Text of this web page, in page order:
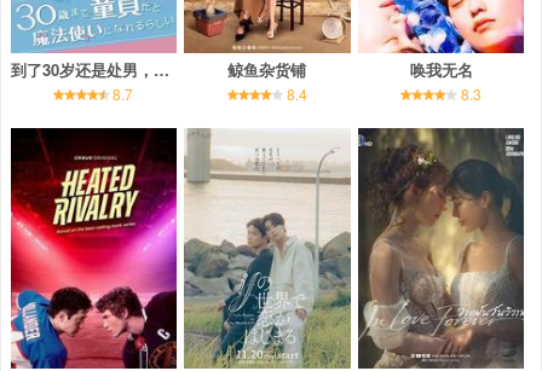
到了30岁还是处男，似乎会变成魔法师
8.7
鲸鱼杂货铺
8.4
唤我无名
8.3